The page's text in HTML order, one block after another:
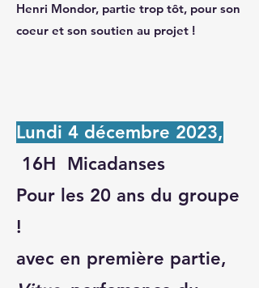
Henri Mondor, partie trop tôt, pour son
coeur et son soutien au projet !
Lundi 4 décembre 2023,
16H Micadanses
Pour les 20 ans du groupe
!
avec en première partie,